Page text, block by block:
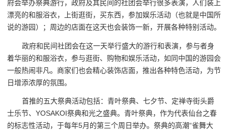
府会举办祭典游行，政府及其民间的社团会举行很多表演，人们装上
漂亮的和服浴衣，上街逛街，买东西，参加娱乐活动（也就是中国所
说的游园）；周边的店面在这天也会装饰一新，开展各种特别活动。
政府和民间社团会在这一天举行盛大的游行和表演，参与者身
着华丽的和服浴衣，参与逛街、购物和娱乐活动，如同中国的游园会
一般热闹非凡。商家们也会精心装饰店面，推出各种特色活动，为节
日增添浓厚的氛围。
首推的五大祭典活动包括：青叶祭典、七夕节、定禅寺街头爵
士乐节、YOSAKOI祭典和光之盛典。青叶祭典，作为代表仙台之春
的标志性活动，于每年5月的第三个周日举办。祭典的高潮“雀舞大